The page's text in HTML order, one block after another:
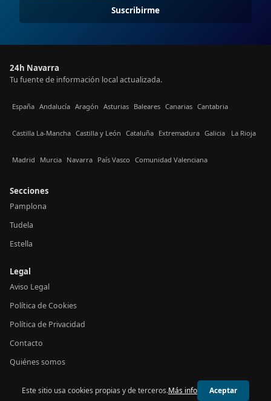
Suscribirme
24h Navarra
Tu fuente de información local actualizada.
España Andalucía Aragón Asturias Baleares Canarias Cantabria
Castilla La-Mancha Castilla y León Cataluña Extremadura Galicia La Rioja
Madrid Murcia Navarra País Vasco Comunidad Valenciana
Secciones
Pamplona
Tudela
Estella
Legal
Aviso Legal
Política de Cookies
Política de Privacidad
Contacto
Quiénes somos
© 2026 24h Navarra
Este sitio usa cookies propias y de terceros.Más info Aceptar